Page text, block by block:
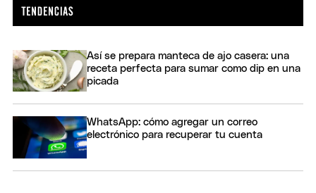
Así se prepara manteca de ajo casera: una
receta perfecta para sumar como dip en una
picada
WhatsApp: cómo agregar un correo
electrónico para recuperar tu cuenta